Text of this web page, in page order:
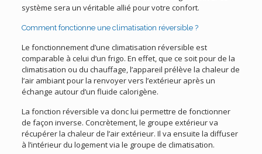
système sera un véritable allié pour votre confort.
Comment fonctionne une climatisation réversible ?
Le fonctionnement d’une climatisation réversible est
comparable à celui d’un frigo. En effet, que ce soit pour de la
climatisation ou du chauffage, l’appareil prélève la chaleur de
l’air ambiant pour la renvoyer vers l’extérieur après un
échange autour d’un fluide calorigène.
La fonction réversible va donc lui permettre de fonctionner
de façon inverse. Concrètement, le groupe extérieur va
récupérer la chaleur de l’air extérieur. Il va ensuite la diffuser
à l’intérieur du logement via le groupe de climatisation.